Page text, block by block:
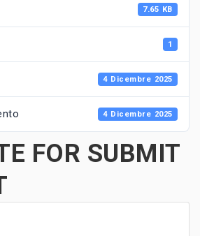
7.65 KB
1
4 Dicembre 2025
4 Dicembre 2025
FOR SUBMIT